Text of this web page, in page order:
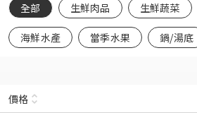
全部 生鮮肉品 生鮮蔬菜
海鮮水產 當季水果 鍋/湯底
價格